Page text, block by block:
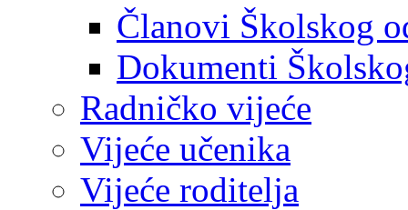
Članovi Školskog
Dokumenti
Radničko vijeće
Vijeće učenika
Vijeće roditelja